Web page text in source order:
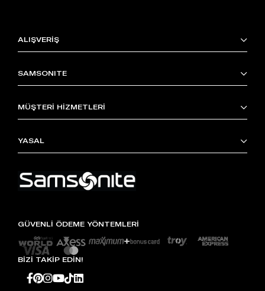
ALIŞVERİŞ
SAMSONITE
MÜŞTERİ HİZMETLERİ
YASAL
GÜVENLİ ÖDEME YÖNTEMLERİ
BİZİ TAKİP EDİN!